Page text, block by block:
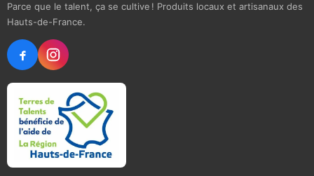
Parce que le talent, ça se cultive ! Produits locaux et artisanaux des
Hauts-de-France.